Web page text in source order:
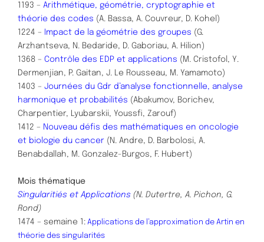
1193 – Arithmétique, géométrie, cryptographie et
théorie des codes (A. Bassa, A. Couvreur, D. Kohel)
1224 –
Impact de la géométrie des groupes (G.
Arzhantseva, N. Bedaride, D. Gaboriau, A. Hilion)
1368 – Contrôle des EDP et applications (M. Cristofol, Y.
Dermenjian, P. Gaitan, J. Le Rousseau, M. Yamamoto)
1403 – Journées du Gdr d’analyse fonctionnelle, analyse
harmonique et probabilités (Abakumov, Borichev,
Charpentier, Lyubarskii, Youssfi, Zarouf)
1412 – Nouveau défis des mathématiques en oncologie
et biologie du cancer (N. Andre, D. Barbolosi, A.
Benabdallah, M. Gonzalez-Burgos, F. Hubert)
Mois thématique
Singularitiés et Applications (N. Dutertre, A. Pichon, G.
Rond)
1474 – semaine 1: Applications de l’approximation de Artin en
théorie des singularités